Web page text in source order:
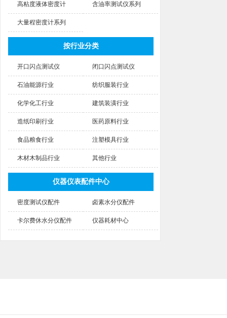
高粘度液体密度计 含油率测试仪系列
大量程密度计系列
按行业分类
开口闪点测试仪 闭口闪点测试仪
石油能源行业 纺织服装行业
化学化工行业 建筑装潢行业
造纸印刷行业 医药原料行业
食品粮食行业 注塑模具行业
木材木制品行业 其他行业
仪器仪表配件中心
密度测试仪配件 卤素水分仪配件
卡尔费休水分仪配件 仪器耗材中心